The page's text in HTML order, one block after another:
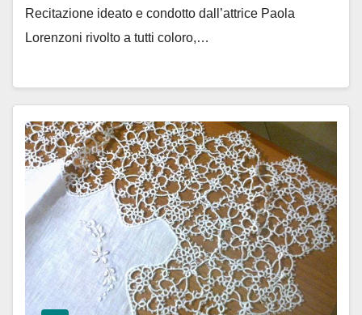
Recitazione ideato e condotto dall’attrice Paola
Lorenzoni rivolto a tutti coloro,…